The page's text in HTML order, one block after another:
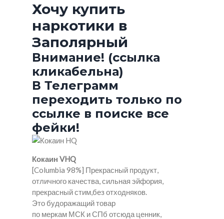
Хочу купить
наркотики в
Заполярный
Внимание! (ссылка
кликабельна)
В Телеграмм
переходить только по
ссылке в поиске все
фейки!
Кокаин VHQ
[Columbia 98%] Прекрасный продукт,
отличного качества, сильная эйфория,
прекрасный стим,без отходняков.
Это будоражащий товар
по меркам МСК и СПб отсюда ценник,